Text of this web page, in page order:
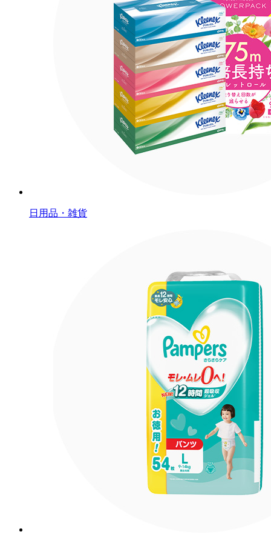
日用品・雑貨